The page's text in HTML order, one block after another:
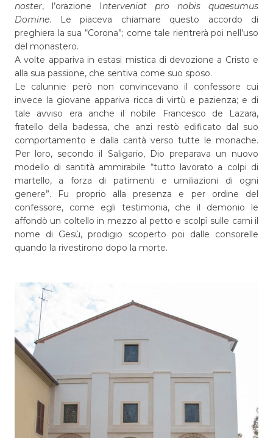
noster, l’orazione Interveniat pro nobis quaesumus
Domine. Le piaceva chiamare questo accordo di
preghiera la sua “Corona”; come tale rientrerà poi nell’uso
del monastero.
A volte appariva in estasi mistica di devozione a Cristo e
alla sua passione, che sentiva come suo sposo.
Le calunnie però non convincevano il confessore cui
invece la giovane appariva ricca di virtù e pazienza; e di
tale avviso era anche il nobile Francesco de Lazara,
fratello della badessa, che anzi restò edificato dal suo
comportamento e dalla carità verso tutte le monache.
Per loro, secondo il Saligario, Dio preparava un nuovo
modello di santità ammirabile “tutto lavorato a colpi di
martello, a forza di patimenti e umiliazioni di ogni
genere”. Fu proprio alla presenza e per ordine del
confessore, come egli testimonia, che il demonio le
affondò un coltello in mezzo al petto e scolpì sulle carni il
nome di Gesù, prodigio scoperto poi dalle consorelle
quando la rivestirono dopo la morte.